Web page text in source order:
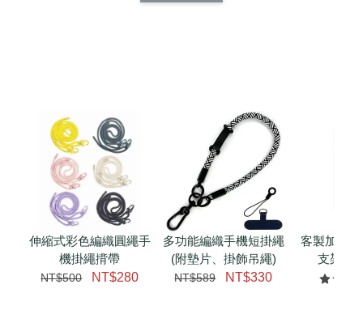
CSAA05
加入購物車
瀏覽更多
伸縮式彩色編織圓繩手
機掛繩揹帶
NT$500 NT$280
多功能編織手機短掛繩
(附墊片、掛飾吊繩)
NT$589 NT$330
客製加購
支架 腕